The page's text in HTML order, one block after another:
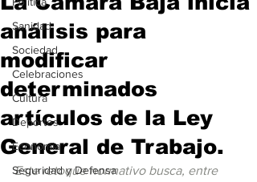
Sanidad
Sociedad
Celebraciones
Cultura
Deportes
Economia
Seguridad y Defensa
análisis para
modificar
determinados
artículos de la Ley
General de Trabajo.
Este retoque normativo busca, entre